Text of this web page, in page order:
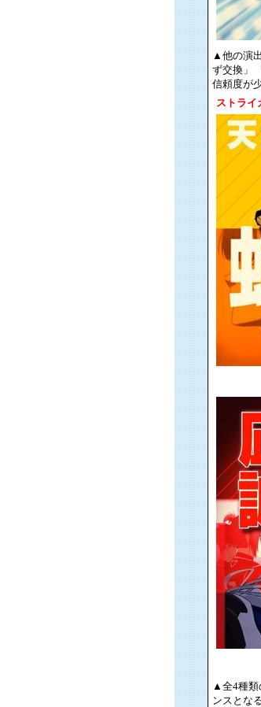
▲他の演
ず交換」
信頼度が
ストライ
▲全4種類
ンスとな